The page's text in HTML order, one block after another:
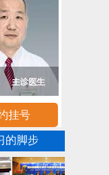
挂号
的脚步